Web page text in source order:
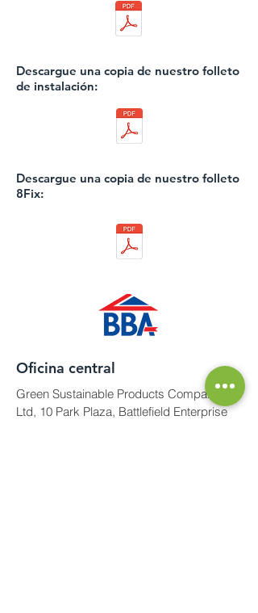
Descargue una copia de nuestro folleto
de instalación:
Descargue una copia de nuestro folleto
8Fix:
Oficina central
Green Sustainable Products Company
Ltd, 10 Park Plaza, Battlefield Enterprise